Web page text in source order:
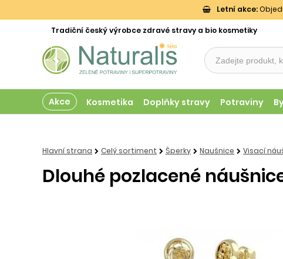
Letní akce:
Tradiční český výrobce zdravé stravy a bio kosmetiky
Akce Kosmetika Doplňky stravy Potraviny
Hlavní strana Celý sortiment Šperky Naušnice Visací
Dlouhé pozlacené